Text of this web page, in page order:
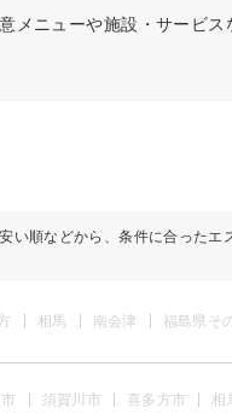
メニューや施設・サービス
い順などから、条件に合ったエ
相馬 南会津 福島県そ
須賀川市 喜多方市 相